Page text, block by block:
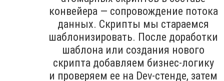
конвейера — сопровождение потока
данных. Скрипты мы стараемся
шаблонизировать. После доработки
шаблона или создания нового
скрипта добавляем бизнес-логику
и проверяем ее на Dev-стенде, затем